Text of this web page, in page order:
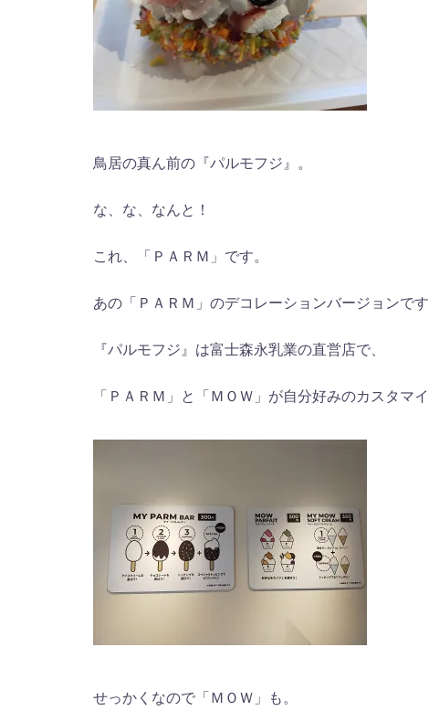
鳥居の真ん前の『パルモフジ』。
な、な、なんと！
これ、「ＰＡＲＭ」です。
あの「ＰＡＲＭ」のデコレーションバージョンです
『パルモフジ』は富士森永乳業の直営店で、
「ＰＡＲＭ」と「ＭＯＷ」が自分好みのカスタマ
せっかくなので「ＭＯＷ」も。